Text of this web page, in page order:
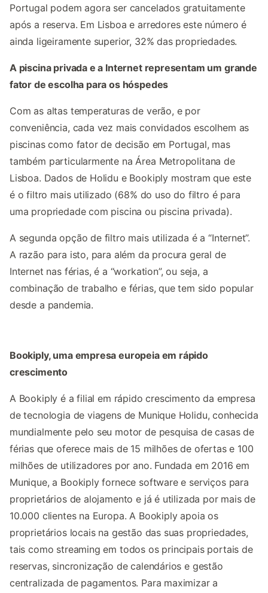
Portugal podem agora ser cancelados gratuitamente
após a reserva. Em Lisboa e arredores este número é
ainda ligeiramente superior, 32% das propriedades.
A piscina privada e a Internet representam um grande
fator de escolha para os hóspedes
Com as altas temperaturas de verão, e por
conveniência, cada vez mais convidados escolhem as
piscinas como fator de decisão em Portugal, mas
também particularmente na Área Metropolitana de
Lisboa. Dados de Holidu e Bookiply mostram que este
é o filtro mais utilizado (68% do uso do filtro é para
uma propriedade com piscina ou piscina privada).
A segunda opção de filtro mais utilizada é a “Internet”.
A razão para isto, para além da procura geral de
Internet nas férias, é a “workation”, ou seja, a
combinação de trabalho e férias, que tem sido popular
desde a pandemia.
Bookiply, uma empresa europeia em rápido
crescimento
A Bookiply é a filial em rápido crescimento da empresa
de tecnologia de viagens de Munique Holidu, conhecida
mundialmente pelo seu motor de pesquisa de casas de
férias que oferece mais de 15 milhões de ofertas e 100
milhões de utilizadores por ano. Fundada em 2016 em
Munique, a Bookiply fornece software e serviços para
proprietários de alojamento e já é utilizada por mais de
10.000 clientes na Europa. A Bookiply apoia os
proprietários locais na gestão das suas propriedades,
tais como streaming em todos os principais portais de
reservas, sincronização de calendários e gestão
centralizada de pagamentos. Para maximizar a